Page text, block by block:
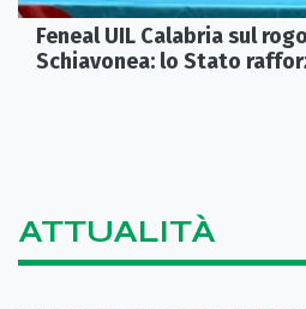
Feneal UIL Calabria sul
Schiavonea: lo Stato
ATTUALITÀ